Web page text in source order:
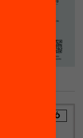
PUBLICACIÓ